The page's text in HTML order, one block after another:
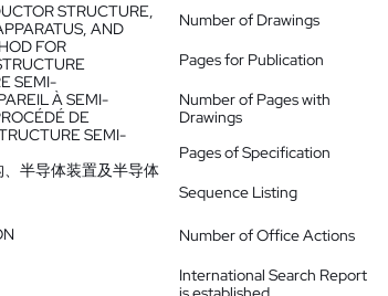
STRUCTURE,
AND
FOR
SEMI-
À SEMI-
DE
SEMI-
半导体装置及半导体
Number of Drawings
Pages for Publication
Number of Pages with
Drawings
Pages of Specification
Sequence Listing
Number of Office Actions
International Search Report